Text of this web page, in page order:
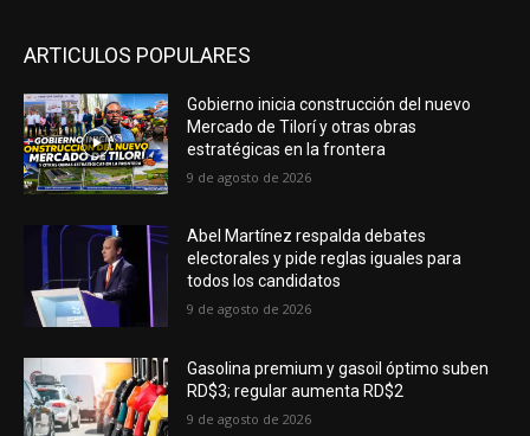
ARTICULOS POPULARES
Gobierno inicia construcción del nuevo
Mercado de Tilorí y otras obras
estratégicas en la frontera
9 de agosto de 2026
Abel Martínez respalda debates
electorales y pide reglas iguales para
todos los candidatos
9 de agosto de 2026
Gasolina premium y gasoil óptimo suben
RD$3; regular aumenta RD$2
9 de agosto de 2026